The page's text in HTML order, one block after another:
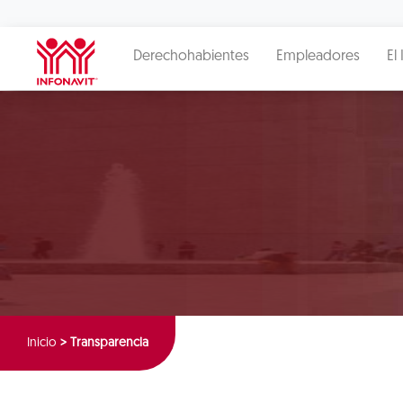
Derechohabientes Empleadores El
Inicio > Transparencia